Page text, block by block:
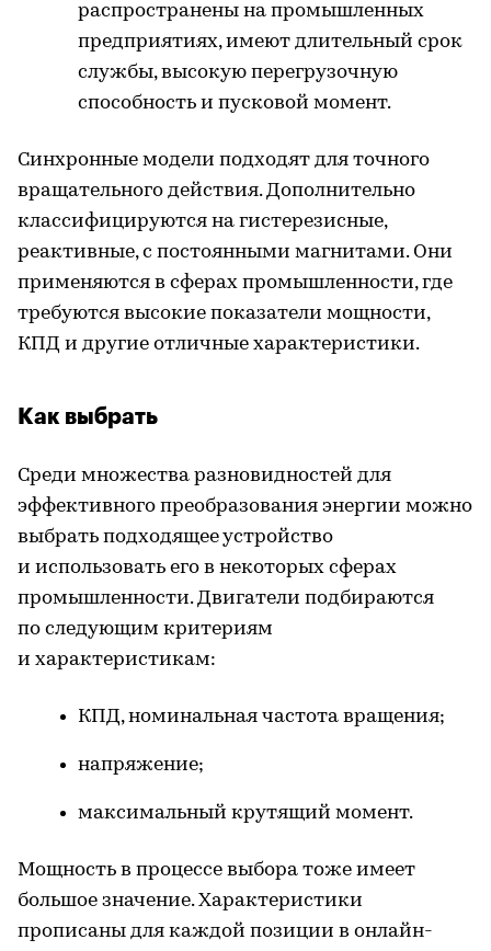
распространены на промышленных
предприятиях, имеют длительный срок
службы, высокую перегрузочную
способность и пусковой момент.
Синхронные модели подходят для точного
вращательного действия. Дополнительно
классифицируются на гистерезисные,
реактивные, с постоянными магнитами. Они
применяются в сферах промышленности, где
требуются высокие показатели мощности,
КПД и другие отличные характеристики.
Как выбрать
Среди множества разновидностей для
эффективного преобразования энергии можно
выбрать подходящее устройство
и использовать его в некоторых сферах
промышленности. Двигатели подбираются
по следующим критериям
и характеристикам:
КПД, номинальная частота вращения;
напряжение;
максимальный крутящий момент.
Мощность в процессе выбора тоже имеет
большое значение. Характеристики
прописаны для каждой позиции в онлайн-